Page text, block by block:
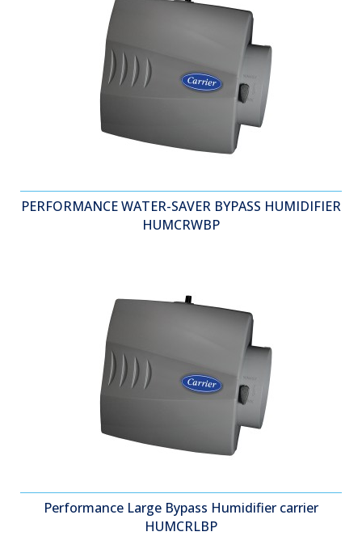
PERFORMANCE WATER-SAVER BYPASS HUMIDIFIER
HUMCRWBP
Performance Large Bypass Humidifier carrier
HUMCRLBP